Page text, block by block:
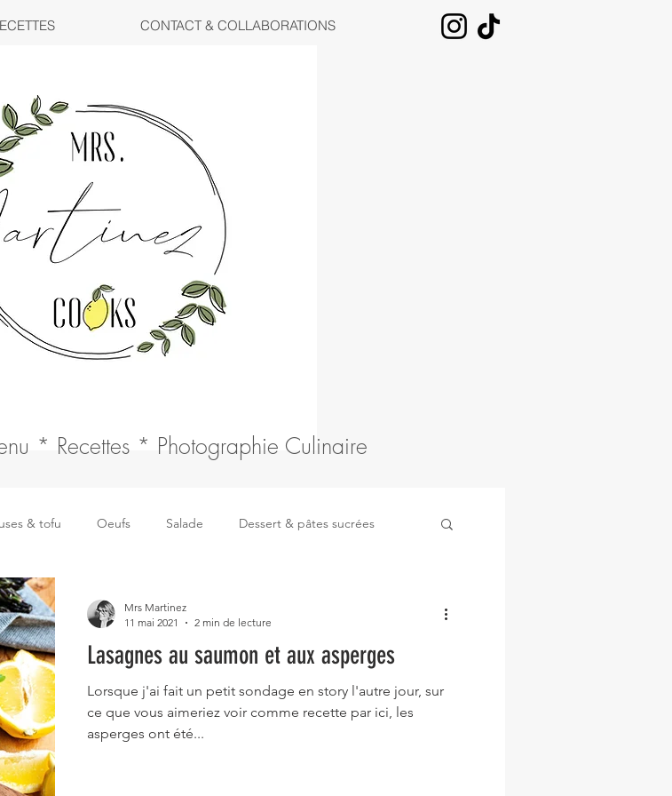
* Recettes * Photographie Culinaire
CONTACT & COLLABORATIONS
& tofu Oeufs Salade Dessert & pâtes sucrées
Articles Lasagnes au saumon et aux asperges
Lorsque j'ai fait un petit sondage en story l'autre jour, sur
ce que vous aimeriez voir comme recette par ici, les
asperges ont été...
Mrs Martinez
11 mai 2021
2 min de lecture